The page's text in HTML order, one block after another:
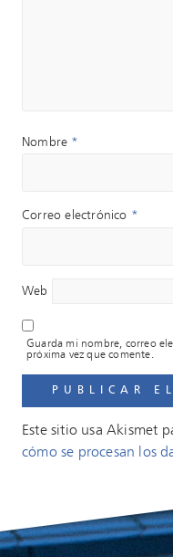
Nombre *
Correo electrónico *
Web
Guarda mi nombre, correo
próxima vez que comente.
Este sitio usa Akismet
cómo se procesan los